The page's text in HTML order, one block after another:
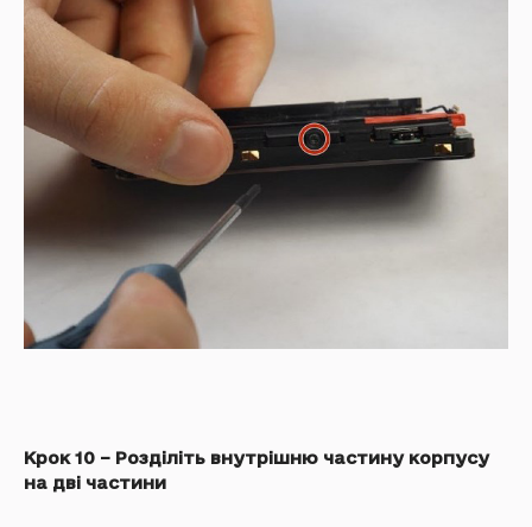
Крок 10 – Розділіть внутрішню частину корпусу
на дві частини